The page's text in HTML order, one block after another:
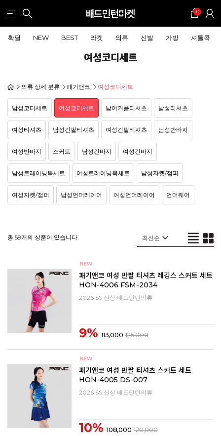
0
확딜 NEW BEST 라켓 의류 신발 가방 셔틀콕
여성코디세트
의류 상세 분류 패기앤코 여성코디세트
남성코디세트 여성코디세트 남여커플티셔츠 남성티셔츠
여성티셔츠 남성긴팔티셔츠 여성긴팔티셔츠 남성반바지
여성반바지 스커트 남성긴바지 여성긴바지
남성트레이닝복세트 여성트레이닝복세트 남성자켓/점퍼
여성자켓/점퍼 남성언더레이어 여성언더레이어 언더웨어
총 59개의 상품이 있습니다.
패기앤코 여성 반팔 티셔츠 레깅스 스커트 세트
HON-4006 FSM-2034
2026 SS 신상 배드민턴의류
9% 113,000 125,000
패기앤코 여성 반팔 티셔츠 스커트 세트
HON-4005 DS-007
2026 SS 신상 배드민턴의류
10% 108,000 120,000